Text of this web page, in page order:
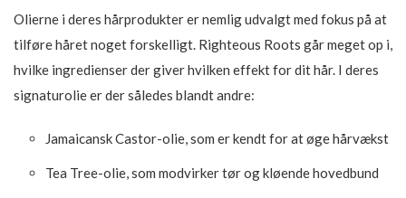
Olierne i deres hårprodukter er nemlig udvalgt med fokus på at
tilføre håret noget forskelligt. Righteous Roots går meget op i,
hvilke ingredienser der giver hvilken effekt for dit hår. I deres
signaturolie er der således blandt andre:
Jamaicansk Castor-olie, som er kendt for at øge hårvækst
Tea Tree-olie, som modvirker tør og kløende hovedbund